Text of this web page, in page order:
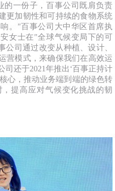
的一份子，百事公司既肩负责
更加韧性和可持续的食物系统
。"百事公司大中华区首席执
女士在"全球气候变局下的可
司通过改变从种植、设计、
营模式，来确保我们在高效运
还于2021年推出‘百事正持计
心，推动业务端到端的绿色转
提高应对气候变化挑战的韧